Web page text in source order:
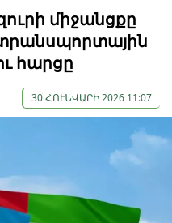
միջանցքը
հարցը
30 ՀՈՒՆՎԱՐԻ 2026 11:07